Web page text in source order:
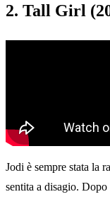
2. Tall Girl
Jodi è sempre stata la
sentita a disagio. Dopo